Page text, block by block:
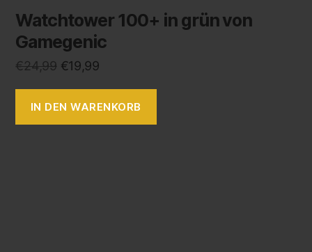
Watchtower 100+ in grün von
Gamegenic
€24,99 €19,99
IN DEN WARENKORB